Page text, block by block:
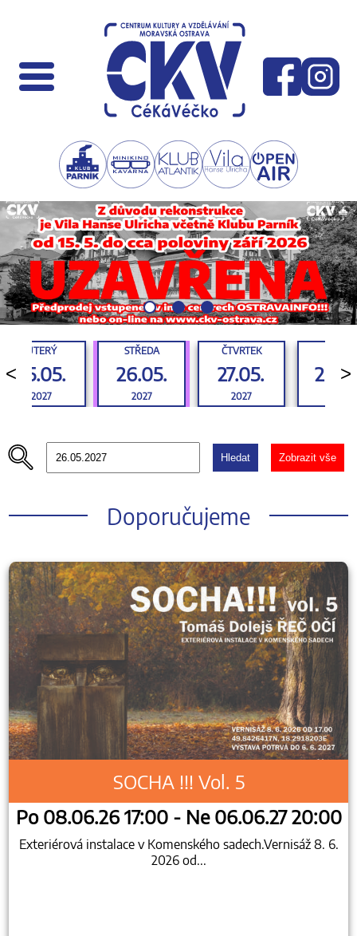
<
ÚTERÝ
25.05.
2027
STŘEDA
26.05.
2027
ČTVRTEK
27.05.
2027
>
Hledat Zobrazit vše
Doporučujeme
SOCHA !!! Vol. 5
Po 08.06.26 17:00 - Ne 06.06.27 20:00
Exteriérová instalace v Komenského sadech.Vernisáž 8. 6.
2026 od...